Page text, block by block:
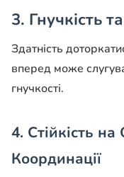
3. Гнучкість
Здатність
вперед може
гнучкості.
4. Стійкість
Координації